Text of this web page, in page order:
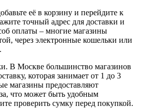
её в корзину и перейдите к
точный адрес для доставки и
оплаты – многие магазины
через электронные кошельки или
В Москве большинство магазинов
которая занимает от 1 до 3
магазины предоставляют
что может быть удобным
проверить сумку перед покупкой.